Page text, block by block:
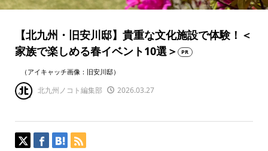
【北九州・旧安川邸】貴重な文化施設で体験！＜
家族で楽しめる春イベント10選＞
PR
（アイキャッチ画像：旧安川邸）
北九州ノコト編集部 2026.03.27